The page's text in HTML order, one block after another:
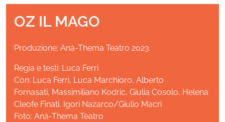
OZ IL MAGO
Produzione: Anà-Thema Teatro 2023
Regia e testi: Luca Ferri
Con: Luca Ferri, Luca Marchioro, Alberto
Fornasati, Massimiliano Kodric, Giulia Cosolo, Helena
Cleofe Finati, Igori Nazarco/Giulio Macrì
Foto: Anà-Thema Teatro